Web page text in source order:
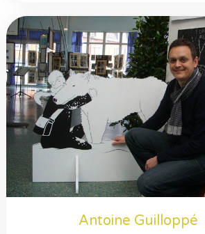
Antoine Guilloppé